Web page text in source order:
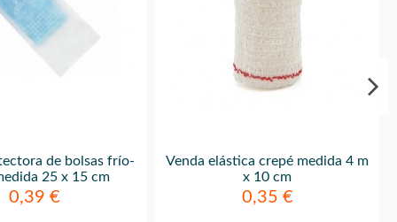
de bolsas frío-
25 x 15 cm
0,39 €
Venda elástica crepé medida 4 m
x 10 cm
0,35 €